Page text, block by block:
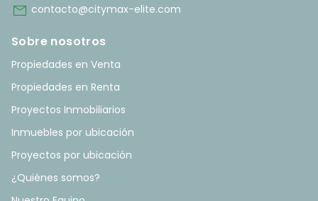
mail contacto@citymax-elite.com
Sobre nosotros
Propiedades en Venta
Propiedades en Renta
Proyectos Inmobiliarios
Inmuebles por ubicación
Proyectos por ubicación
¿Quiénes somos?